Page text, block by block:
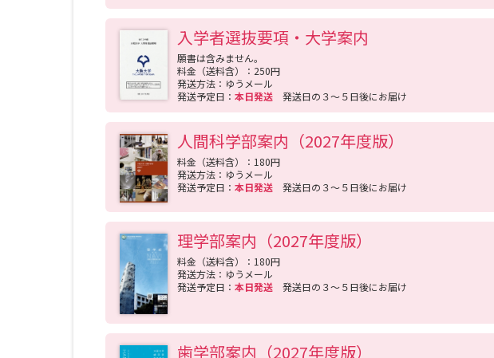
入学者選抜要項・大学案内
願書は含みません。
料金（送料含）：250円
発送方法：ゆうメール
発送予定日： 本日発送 発送日の３～５日後にお届け
人間科学部案内（2027年度版）
料金（送料含）：180円
発送方法：ゆうメール
発送予定日： 本日発送 発送日の３～５日後にお届け
理学部案内（2027年度版）
料金（送料含）：180円
発送方法：ゆうメール
発送予定日： 本日発送 発送日の３～５日後にお届け
歯学部案内（2027年度版）